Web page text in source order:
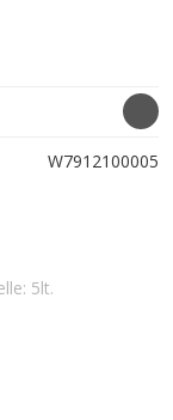
W7912100005
5lt.